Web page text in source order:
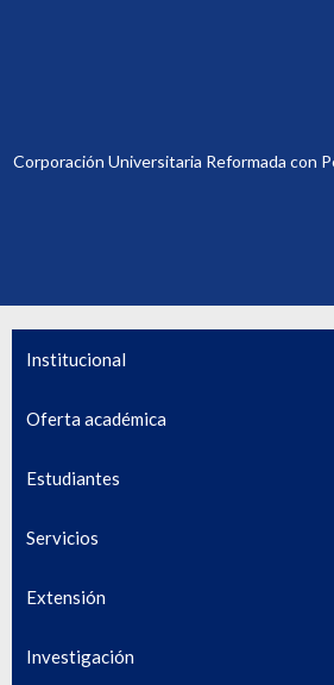
Corporación Universitaria Reformada con
Institucional
Oferta académica
Estudiantes
Servicios
Extensión
Investigación